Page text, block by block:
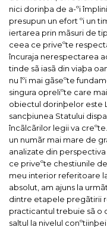
nici dorinþa de a-ºi
presupun un efort ºi un
iertarea prin mãsuri de
ceea ce priveºte
încuraja nerespectarea
tinde sã iasã din viaþa
nu îºi mai gãseºte
singura opreliºte care
obiectul dorinþelor este
sancþiunea Statului
încãlcãrilor legii va creºte.
un numãr mai mare de
analizate din
ce priveºte chestiunile
meu interior referitoare
absolut, am ajuns la
dintre etapele pregãtirii
practicantul trebuie sã o
saltul la nivelul